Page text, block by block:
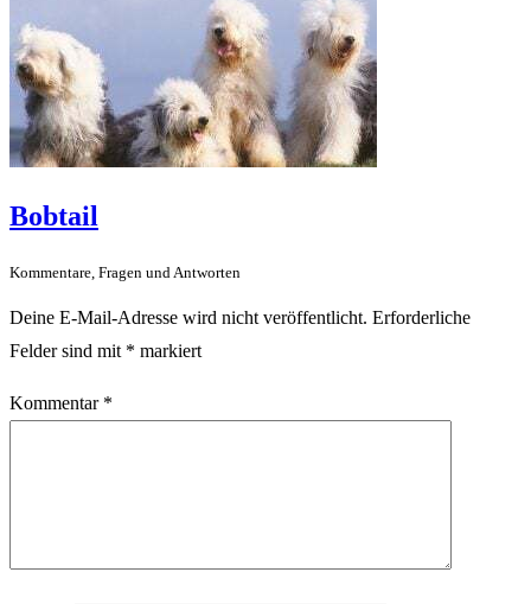
Bobtail
Kommentare, Fragen und Antworten
Deine E-Mail-Adresse wird nicht veröffentlicht. Erforderliche
Felder sind mit * markiert
Kommentar *